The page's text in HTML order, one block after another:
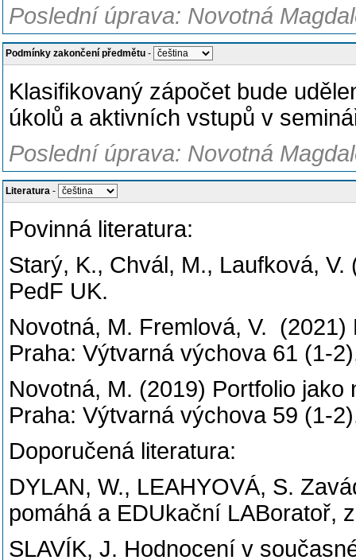
Poslední úprava: Novotná
Podmínky zakončení předmětu -
Klasifikovaný zápočet bude
úkolů a aktivních vstupů v
Poslední úprava: Novotná
Literatura -
Povinná literatura:
Starý, K., Chvál, M., Laufková,
PedF UK.
Novotná, M. Fremlová, V.
Praha: Výtvarná výchova 61 (1-
Novotná, M. (2019) Portfolio
Praha: Výtvarná výchova 59 (1-
Doporučená literatura:
DYLAN, W., LEAHYOVÁ, S.
pomáhá a EDUkační LABoratoř,
SLAVÍK, J. Hodnocení v